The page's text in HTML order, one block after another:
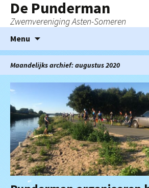
De Punderman
Zwemvereniging Asten-Someren
Menu
de
inhoud
Maandelijks archief: augustus 2020